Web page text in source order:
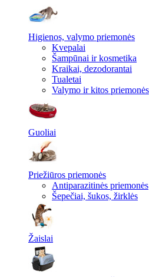
Higienos, valymo priemonės
Kvepalai
Šampūnai ir kosmetika
Kraikai, dezodorantai
Tualetai
Valymo ir kitos priemonės
Guoliai
Priežiūros priemonės
Antiparazitinės priemonės
Šepečiai, šukos, žirklės
Žaislai